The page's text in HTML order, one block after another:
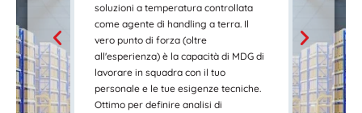
soluzioni a temperatura controllata
come agente di handling a terra. Il
vero punto di forza (oltre
all'esperienza) è la capacità di MDG di
lavorare in squadra con il tuo
personale e le tue esigenze tecniche.
Ottimo per definire analisi di
imparato
freddo e
Marco e
pronti ad
più